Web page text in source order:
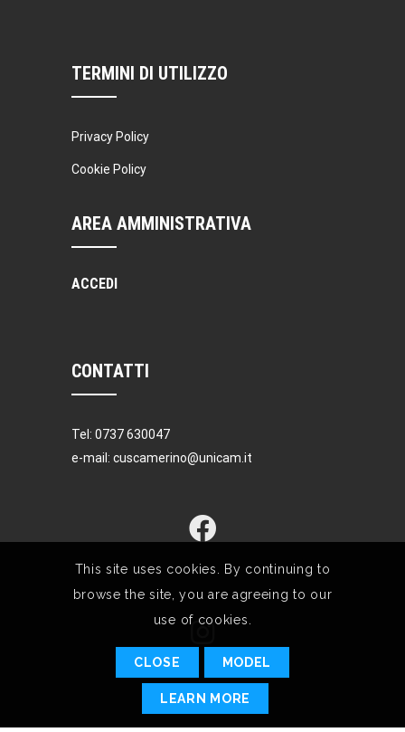
TERMINI DI UTILIZZO
Privacy Policy
Cookie Policy
AREA AMMINISTRATIVA
ACCEDI
CONTATTI
Tel: 0737 630047
e-mail: cuscamerino@unicam.it
This site uses cookies. By continuing to
browse the site, you are agreeing to our
use of cookies.
CLOSE MODEL
LEARN MORE